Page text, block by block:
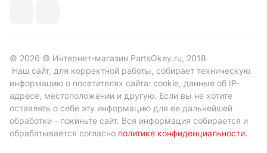
© 2026 © Интернет-магазин PartsOkey.ru, 2018
Наш сайт, для корректной работы, собирает техническую
информацию о посетителях сайта: cookie, данные об IP-
адресе, местоположении и другую. Если вы не хотите
оставлять о себе эту информацию для ее дальнейшей
обработки - покиньте сайт. Вся информация собирается и
обрабатывается согласно политике конфиденциальности.